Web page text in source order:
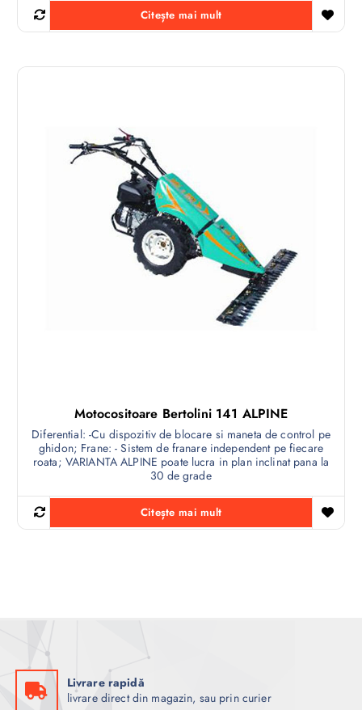
Citește mai mult
Motocositoare Bertolini 141 ALPINE
Diferential: -Cu dispozitiv de blocare si maneta de control pe
ghidon; Frane: - Sistem de franare independent pe fiecare
roata; VARIANTA ALPINE poate lucra in plan inclinat pana la
30 de grade
Citește mai mult
Livrare rapidă
livrare direct din magazin, sau prin curier